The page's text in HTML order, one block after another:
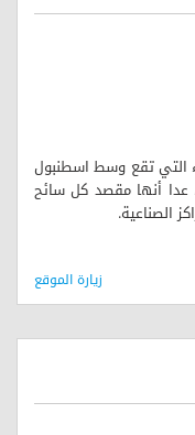
التي تقع وسط اسطنبول
والتي تضم 57 حي ، عدا أنها مقصد كل سائح
الصناعية.
زيارة الموقع